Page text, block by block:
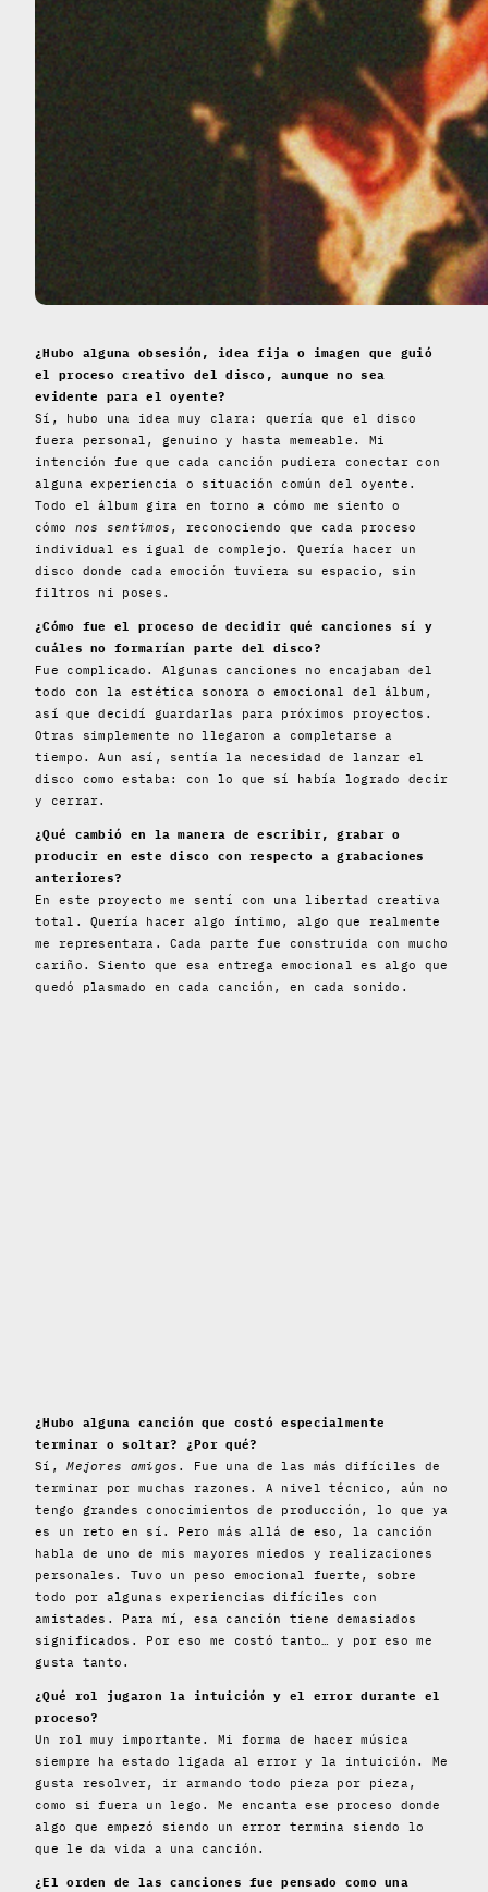
¿Hubo alguna obsesión, idea fija o imagen que guió
el proceso creativo del disco, aunque no sea
evidente para el oyente?
Sí, hubo una idea muy clara: quería que el disco
fuera personal, genuino y hasta memeable. Mi
intención fue que cada canción pudiera conectar con
alguna experiencia o situación común del oyente.
Todo el álbum gira en torno a cómo me siento o
cómo nos sentimos , reconociendo que cada proceso
individual es igual de complejo. Quería hacer un
disco donde cada emoción tuviera su espacio, sin
filtros ni poses.
¿Cómo fue el proceso de decidir qué canciones sí y
cuáles no formarían parte del disco?
Fue complicado. Algunas canciones no encajaban del
todo con la estética sonora o emocional del álbum,
así que decidí guardarlas para próximos proyectos.
Otras simplemente no llegaron a completarse a
tiempo. Aun así, sentía la necesidad de lanzar el
disco como estaba: con lo que sí había logrado decir
y cerrar.
¿Qué cambió en la manera de escribir, grabar o
producir en este disco con respecto a grabaciones
anteriores?
En este proyecto me sentí con una libertad creativa
total. Quería hacer algo íntimo, algo que realmente
me representara. Cada parte fue construida con mucho
cariño. Siento que esa entrega emocional es algo que
quedó plasmado en cada canción, en cada sonido.
¿Hubo alguna canción que costó especialmente
terminar o soltar? ¿Por qué?
Sí,Mejores amigos . Fue una de las más difíciles de
terminar por muchas razones. A nivel técnico, aún no
tengo grandes conocimientos de producción, lo que ya
es un reto en sí. Pero más allá de eso, la canción
habla de uno de mis mayores miedos y realizaciones
personales. Tuvo un peso emocional fuerte, sobre
todo por algunas experiencias difíciles con
amistades. Para mí, esa canción tiene demasiados
significados. Por eso me costó tanto… y por eso me
gusta tanto.
¿Qué rol jugaron la intuición y el error durante el
proceso?
Un rol muy importante. Mi forma de hacer música
siempre ha estado ligada al error y la intuición. Me
gusta resolver, ir armando todo pieza por pieza,
como si fuera un lego. Me encanta ese proceso donde
algo que empezó siendo un error termina siendo lo
que le da vida a una canción.
¿El orden de las canciones fue pensado como una